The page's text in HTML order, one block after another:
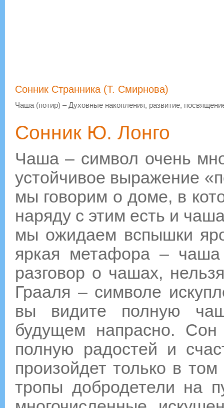
Сонник Странника (Т. Смирнова)
Чаша (потир) – Духовные накопления, развитие,
Сонник Ю. Лонго
Чаша – символ очень
устойчивое выражение
мы говорим о доме, в
наряду с этим есть и
мы ожидаем вспышки
яркая метафора –
разговор о чашах,
Грааля – символе
вы видите полную
будущем напрасно.
полную радостей и
произойдет только в
тропы добродетели на